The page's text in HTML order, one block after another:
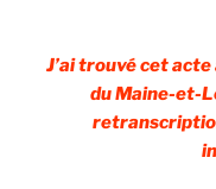
J’ai trouvé cet
du Maine-et-